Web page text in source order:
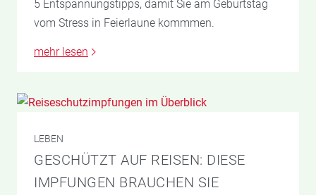
5 Entspannungstipps, damit Sie am Geburtstag
vom Stress in Feierlaune kommmen.
mehr lesen
LEBEN
GESCHÜTZT AUF REISEN: DIESE
IMPFUNGEN BRAUCHEN SIE